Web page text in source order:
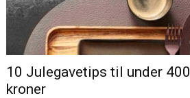
10 Julegavetips til under 400
kroner